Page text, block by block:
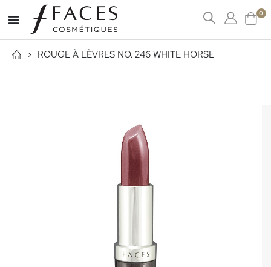
Cart
0
Affichage
navigation
ROUGE À LÈVRES NO. 246 WHITE HORSE